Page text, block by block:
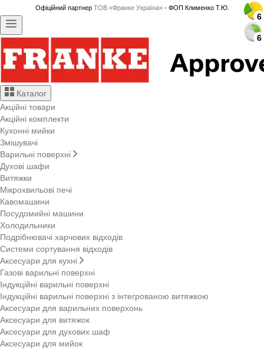
Офіційний партнер ТОВ «Франке Україна»- ФОП Клименко Т.Ю.
Каталог
Акційні товари
Акційні комплекти
Кухонні мийки
Змішувачі
Варильні поверхні
Духові шафи
Витяжки
Мікрохвильові печі
Кавомашини
Посудомийні машини
Холодильники
Подрібнювачі харчових відходів
Системи сортування відходів
Аксесуари для кухні
Газові варильні поверхні
Індукційні варильні поверхні
Індукційні варильні поверхні з інтегрованою витяжкою
Аксесуари для варильних поверхонь
Аксесуари для витяжок
Аксесуари для духових шаф
Аксесуари для мийок
6
6
6
6
6
6
6
6
6
6
6
6
6
6
6
6
6
6
6
6
6
6
6
6
6
6
6
6